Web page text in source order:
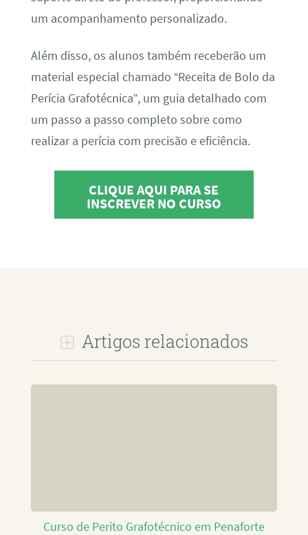
um acompanhamento personalizado.
Além disso, os alunos também receberão um
material especial chamado “Receita de Bolo da
Perícia Grafotécnica”, um guia detalhado com
um passo a passo completo sobre como
realizar a perícia com precisão e eficiência.
CLIQUE AQUI PARA SE
INSCREVER NO CURSO
Artigos relacionados
Curso de Perito Grafotécnico em Penaforte